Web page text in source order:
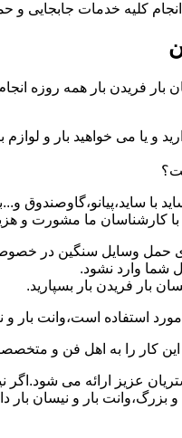
کلیه خدمات جابجایی و حمل
و یا می خواهید بار و لوازم
با
کارشناسان ما مشورت و هزینه
حمل وسایل سنگین در خصوص
شما وارد نشود.
بار فریدن بار بسپارید.
استفاده است،وانت بار و
کار را به اهل فن و
عزیز ارائه می شود.اگر
بار و نیسان بار